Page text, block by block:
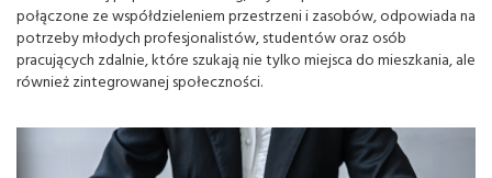
połączone ze współdzieleniem przestrzeni i zasobów, odpowiada na
potrzeby młodych profesjonalistów, studentów oraz osób
pracujących zdalnie, które szukają nie tylko miejsca do mieszkania, ale
również zintegrowanej społeczności.